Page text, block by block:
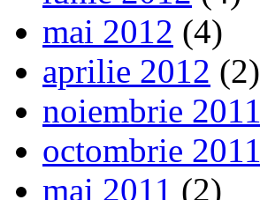
mai 2012 (4)
aprilie 2012 (2)
noiembrie 2011
octombrie 2011
mai 2011 (2)